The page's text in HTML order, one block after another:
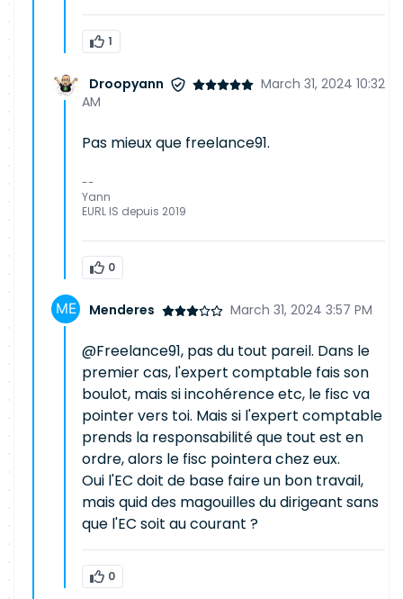
1
Droopyann
March 31, 2024 10:32
AM
Pas mieux que freelance91.
--
Yann
EURL IS depuis 2019
0
Menderes March 31, 2024 3:57 PM
@Freelance91, pas du tout pareil. Dans le
premier cas, l'expert comptable fais son
boulot, mais si incohérence etc, le fisc va
pointer vers toi. Mais si l'expert comptable
prends la responsabilité que tout est en
ordre, alors le fisc pointera chez eux.
Oui l'EC doit de base faire un bon travail,
mais quid des magouilles du dirigeant sans
que l'EC soit au courant ?
0